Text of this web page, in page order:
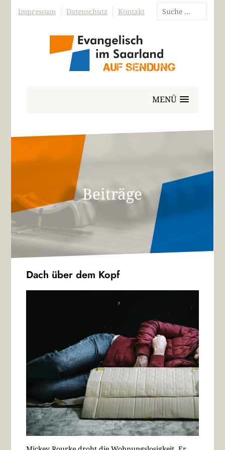
Impressum Datenschutz Kontakt
MENÜ
Beiträge
Dach über dem Kopf